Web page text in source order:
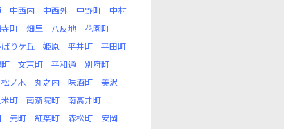
中西内 中西外 中野町
中村
町 畑里 八反地
花園町
ばりケ丘 姫原 平井町
平田町
文京町 平和通
別府町
松ノ木 丸之内 味酒町
美沢
町 南斎院町
南高井町
元町 紅葉町 森松町
安岡